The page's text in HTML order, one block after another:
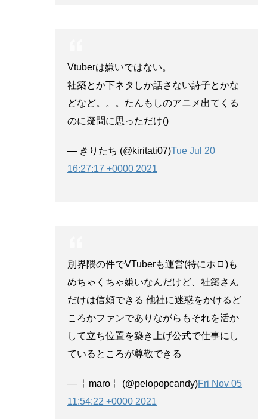
Vtuberは嫌いではない。
社築とか下ネタしか話さない詩子とかな
どなど。。。たんもしのアニメ出てくる
のに疑問に思っただけ()
— きりたち (@kiritati07)Tue Jul 20
16:27:17 +0000 2021
別界隈の件でVTuberも運営(特にホロ)も
めちゃくちゃ嫌いなんだけど、社築さん
だけは信頼できる 他社に迷惑をかけるど
ころかファンでありながらもそれを活か
して立ち位置を築き上げ公式で仕事にし
ているところが尊敬できる
— ╎maro╎ (@pelopopcandy)Fri Nov 05
11:54:22 +0000 2021